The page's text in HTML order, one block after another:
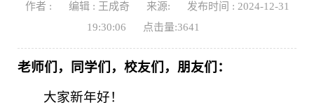
作者 : 编辑 : 王成奇 来源:
发布时间 : 2024-12-31
19:30:06
点击量:3641
老师们，同学们，校友们，朋友们：
大家新年好！